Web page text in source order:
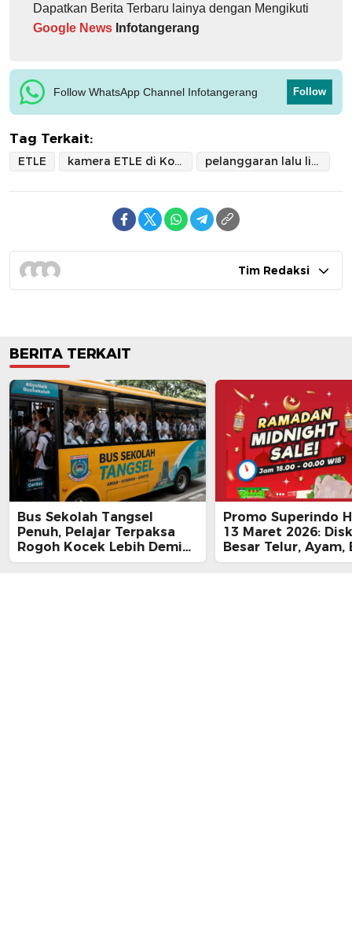
Dapatkan Berita Terbaru lainya dengan Mengikuti
Google News Infotangerang
Follow WhatsApp Channel Infotangerang Follow
Tag Terkait:
ETLE kamera ETLE di Kota Tangerang pelanggaran lalu lintas
Tim Redaksi
BERITA TERKAIT
Bus Sekolah Tangsel
Penuh, Pelajar Terpaksa
Rogoh Kocek Lebih Demi
Tiba Tepat Waktu
Promo Superindo
13 Maret 2026:
Besar Telur, Ayam,
hingga Daging,